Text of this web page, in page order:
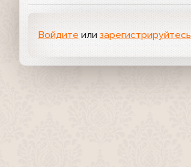
Войдите или зарегистрируйтесь